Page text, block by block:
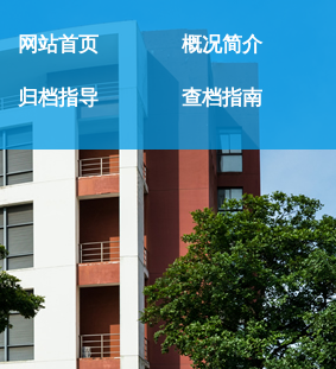
网站首页 概况简介
归档指导 查档指南